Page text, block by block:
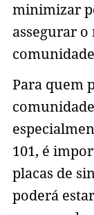
minimizar
assegurar
Para quem
101, é
placas de
poderá